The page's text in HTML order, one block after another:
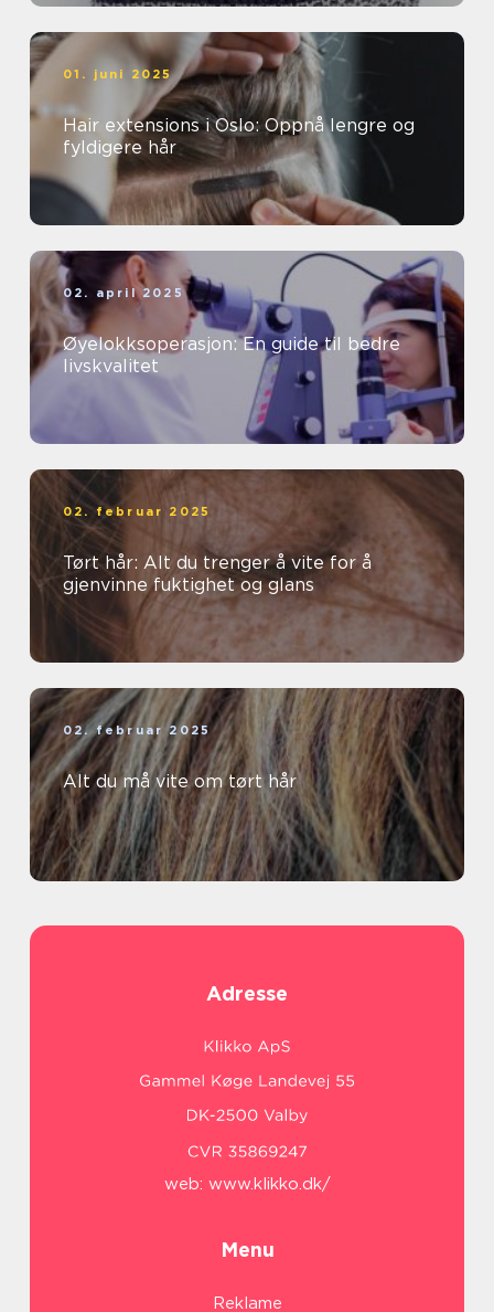
01. juni 2025
Hair extensions i Oslo: Oppnå lengre og
fyldigere hår
02. april 2025
Øyelokksoperasjon: En guide til bedre
livskvalitet
02. februar 2025
Tørt hår: Alt du trenger å vite for å
gjenvinne fuktighet og glans
02. februar 2025
Alt du må vite om tørt hår
Adresse
web: www.klikko.dk/
Menu
Reklame